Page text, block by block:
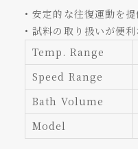
• 安定的な往復運動を提
• 試料の取り扱いが便
Temp. Range
Speed Range
Bath Volume
Model